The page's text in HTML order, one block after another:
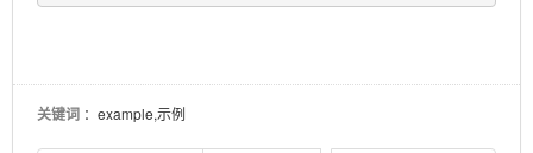
关键词 ：example,示例